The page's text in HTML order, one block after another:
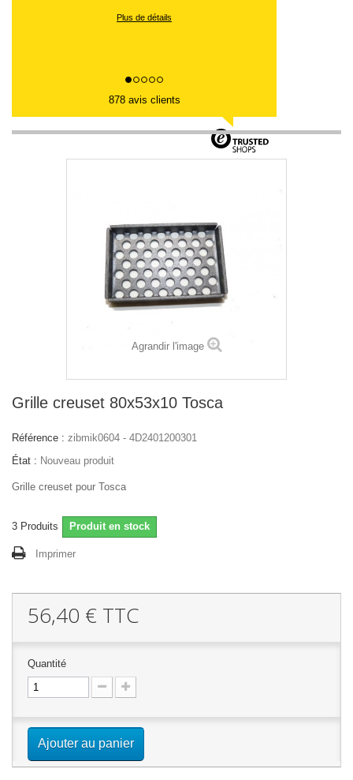
Plus de détails
878 avis clients
Agrandir l'image
Grille creuset 80x53x10 Tosca
Référence : zibmik0604 - 4D2401200301
État : Nouveau produit
Grille creuset pour Tosca
3 Produits Produit en stock
Imprimer
56,40 € TTC
Quantité
Ajouter au panier